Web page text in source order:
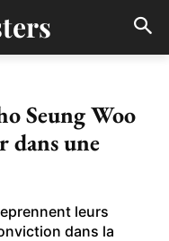
Seung Woo
dans une
leurs
dans la